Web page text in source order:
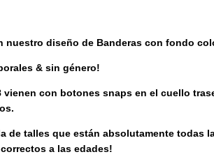
diseño de Banderas con fondo
& sin género!
con botones snaps en el cuello
de talles que están absolutamente
a las edades!